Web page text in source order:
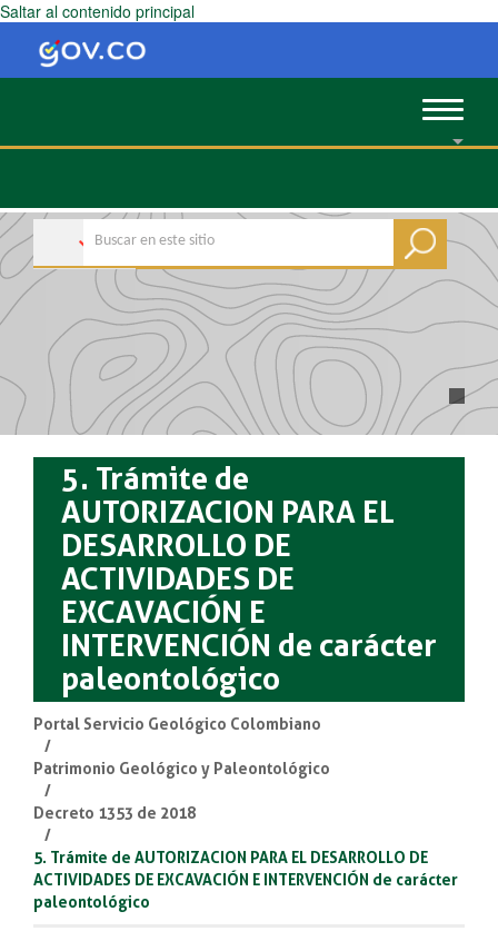
Saltar al contenido principal
Toggle
5. Trámite de
AUTORIZACION PARA EL
DESARROLLO DE
ACTIVIDADES DE
EXCAVACIÓN E
INTERVENCIÓN de carácter
paleontológico
Portal Servicio Geológico Colombiano
Patrimonio Geológico y Paleontológico
Decreto 1353 de 2018
5. Trámite de AUTORIZACION PARA EL DESARROLLO DE
ACTIVIDADES DE EXCAVACIÓN E INTERVENCIÓN de carácter
paleontológico